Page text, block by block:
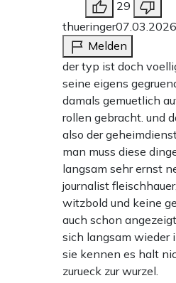
29
thueringer
Melden
der typ ist doch
seine eigens
damals gemuetlich
rollen gebracht. und
also der
man muss diese
langsam sehr ernst
journalist
witzbold und keine
auch schon
sich langsam wieder
sie kennen es halt
zurueck zur wurzel.